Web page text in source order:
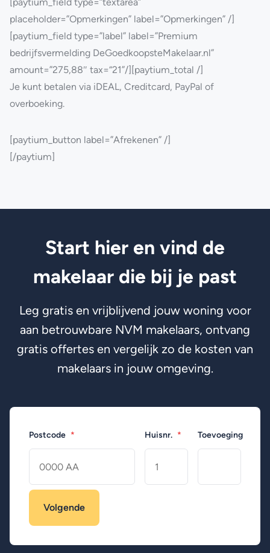
placeholder=”Opmerkingen” label=”Opmerkingen” /]
[paytium_field type=”label” label=”Premium
bedrijfsvermelding DeGoedkoopsteMakelaar.nl”
amount=”275,88″ tax=“21”/][paytium_total /]
Je kunt betalen via iDEAL, Creditcard, PayPal of
overboeking.
[paytium_button label=”Afrekenen” /]
[/paytium]
Start hier en vind de
makelaar die bij je past
Leg gratis en vrijblijvend jouw woning voor
aan betrouwbare NVM makelaars, ontvang
gratis offertes en vergelijk zo de kosten van
makelaars in jouw omgeving.
Postcode * Huisnr. * Toevoeging